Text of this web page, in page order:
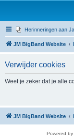
Herinneringen aan
JM BigBand Website
Verwijder cookies
Weet je zeker dat je alle
JM BigBand Website
Powered by